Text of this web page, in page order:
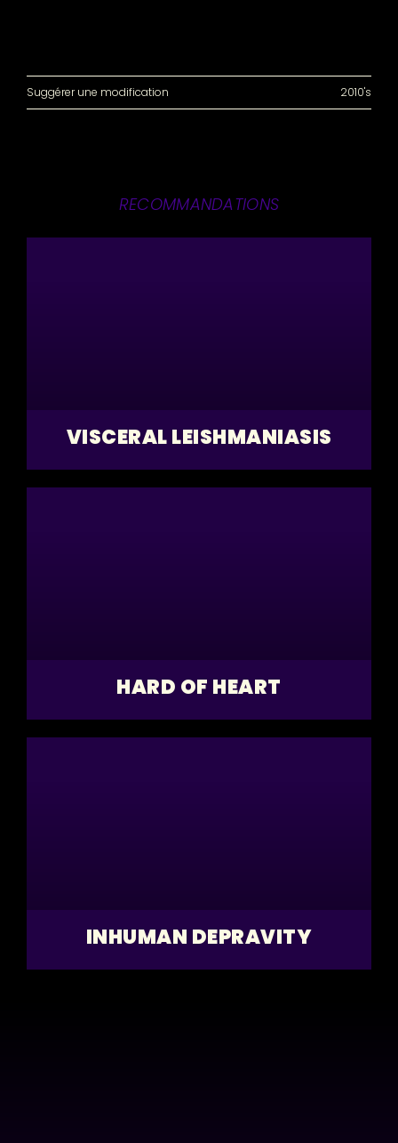
Suggérer une modification 2010's
RECOMMANDATIONS
VISCERAL LEISHMANIASIS
HARD OF HEART
INHUMAN DEPRAVITY